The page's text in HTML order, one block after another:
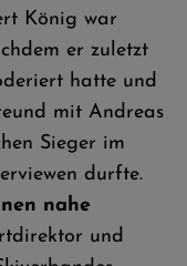
König war
er zuletzt
hatte und
mit Andreas
Sieger im
durfte.
nahe
und